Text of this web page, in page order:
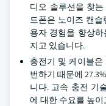
디오 솔루션을 찾
드폰은 노이즈 캔
용자 경험을 향상
지고 있습니다.
충전기 및 케이블
번하기 때문에
니다. 고속 충전 기
에 대한 수요를 높